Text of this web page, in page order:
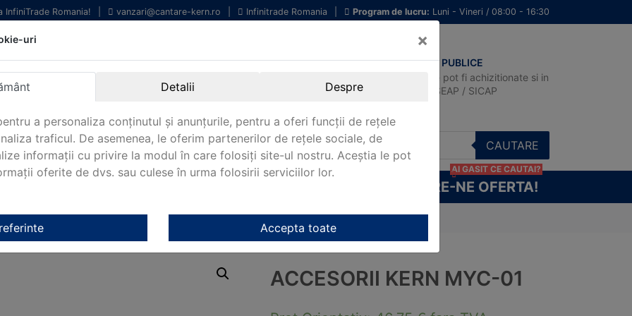
InfiniTrade Romania! vanzari@cantare-kern.ro Infinitrade Romania Program de lucru: Luni - Vineri / 08:00 - 16:30
profesionale
laborator.
Internationala.
Oriunde in Romania.
ACHIZITII PUBLICE
Produsele pot fi achizitionate si in
sistemul SEAP / SICAP
CAUTARE
CERE-NE OFERTA!
AI GASIT CE CAUTAI?
Altele/ Accesorii KERN MYC-01
ACCESORII KERN MYC-01
uri ×
Detalii Despre
a personaliza conținutul și anunțurile, pentru a oferi funcții de rețele
traficul. De asemenea, le oferim partenerilor de rețele sociale, de
informații cu privire la modul în care folosiți site-ul nostru. Aceștia le pot
oferite de dvs. sau culese în urma folosirii serviciilor lor.
Accepta toate